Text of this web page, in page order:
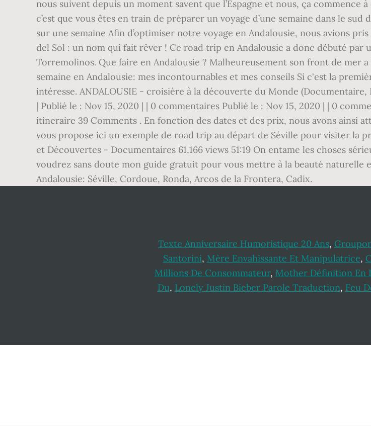
nous suivent depuis un moment savent que l’Espagne et nous, ça
c’est que vous êtes en train de préparer un voyage d’une semaine dans le
sur une semaine Afin d’optimiser notre voyage en Andalousie, nous avions
del Sol : un nom qui fait rêver ! Ce road trip en Andalousie a donc débuté par
Torremolinos. Que faire en Andalousie ? Malheureusement son front de mer
semaine en Andalousie: mes incontournables et mes conseils Si c'est la
intéresse. ANDALOUSIE - croisière à la découverte du Monde
| Publié le : Nov 15, 2020 | | 0 commentaires Publié le : Nov 15, 2020 | | 0
itineraire 39 Comments . En fonction des dates et des prix, nous avons ainsi
vous propose ici un exemple de road trip au départ de Séville pour visiter la
et Découvertes - Documentaires 61,166 views 51:19 On entame les choses
voudrez sans doute mon guide gratuit pour vous mettre à la beauté naturelle
Andalousie: Séville, Cordoue, Ronda, Arcos de la Frontera, Cadix.
Texte Anniversaire Humoristique 20 Ans,
Santorini, Mère Envahissante Et Manipulatrice,
Millions De Consommateur, Mother Définition En
Du, Lonely Justin Bieber Parole Traduction, Feu